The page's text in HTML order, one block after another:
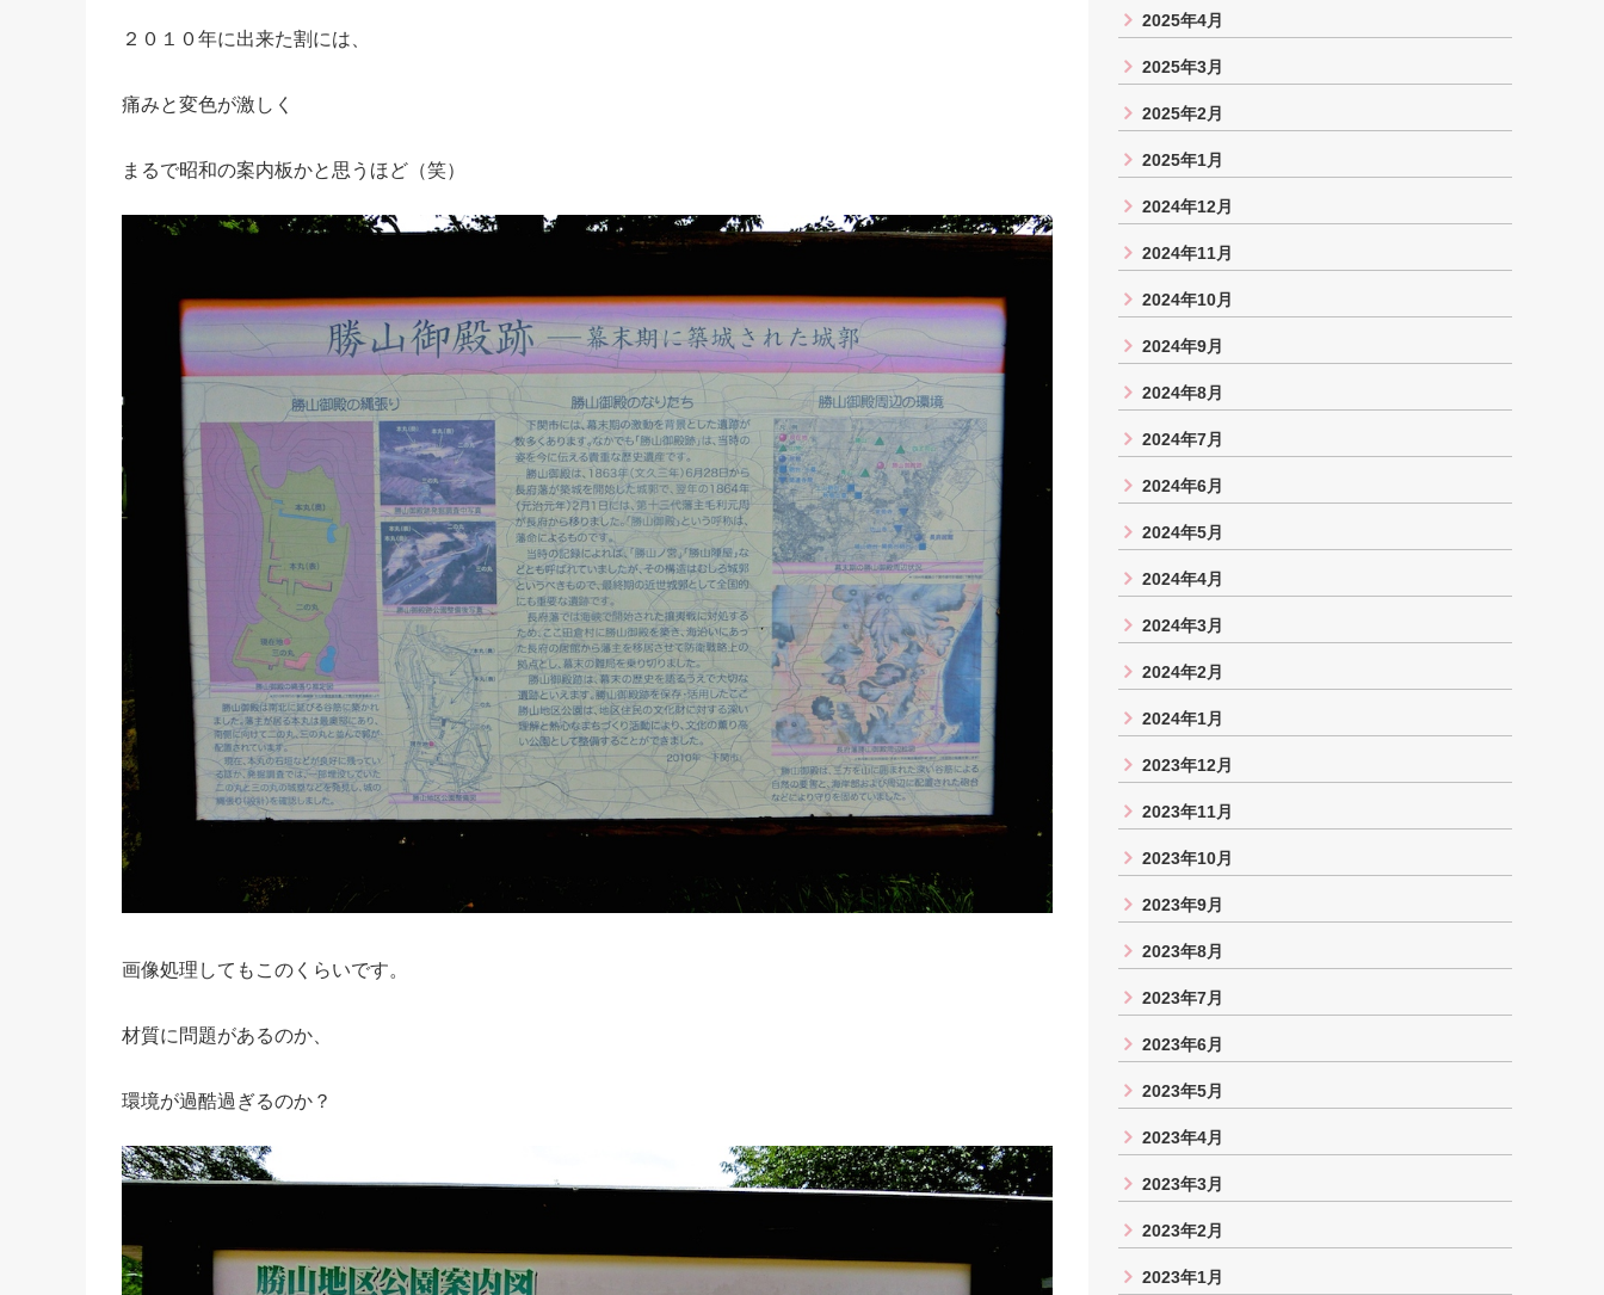
２０１０年に出来た割には、
痛みと変色が激しく
まるで昭和の案内板かと思うほど（笑）
画像処理してもこのくらいです。
材質に問題があるのか、
環境が過酷過ぎるのか？
2025年4月
2025年3月
2025年2月
2025年1月
2024年12月
2024年11月
2024年10月
2024年9月
2024年8月
2024年7月
2024年6月
2024年5月
2024年4月
2024年3月
2024年2月
2024年1月
2023年12月
2023年11月
2023年10月
2023年9月
2023年8月
2023年7月
2023年6月
2023年5月
2023年4月
2023年3月
2023年2月
2023年1月